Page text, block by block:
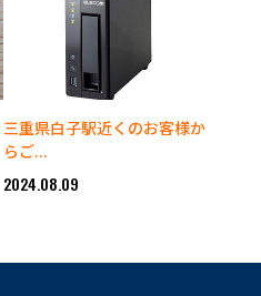
三重県白子駅近くのお客様か
らご...
2024.08.09